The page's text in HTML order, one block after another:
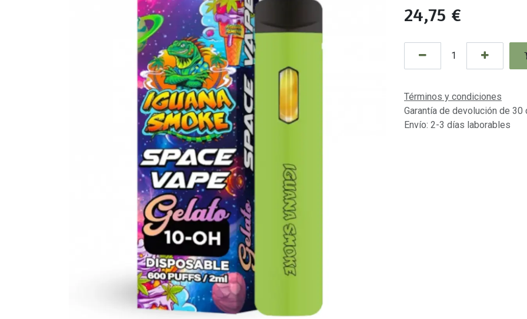
24,75 €
Términos y condiciones
Garantía de devolución de 30
Envío: 2-3 días laborables